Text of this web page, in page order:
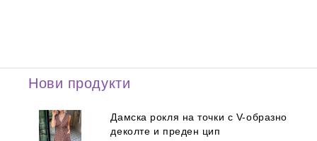
Нови продукти
Дамска рокля на точки с V-образно
деколте и преден цип